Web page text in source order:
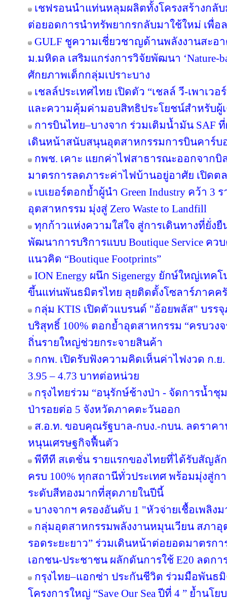
เชฟรอนนำแท่นหลุมผลิตทั้งโครงสร้างกลั
ต่อยอดการนำทรัพยากรกลับมาใช้ใหม่ เพื่อ
GULF ชูความเชี่ยวชาญด้านพลังงานสะอ
ม.มหิดล เสริมแกร่งการวิจัยพัฒนา ‘Nature-
ศักยภาพเด็กกลุ่มเปราะบาง
เชลล์ประเทศไทย เปิดตัว “เชลล์ วี-เพาเว
และความคุ้มค่ามอบสิทธิประโยชน์สำหรับผู้
การบินไทย–บางจาก ร่วมเติมน้ำมัน SAF
เดินหน้าสนับสนุนอุตสาหกรรมการบินคาร์บ
กพช. เคาะ แยกค่าไฟสาธารณะออกจาก
มาตรการลดภาระค่าไฟบ้านอยู่อาศัย เปิดต
เบเยอร์ตอกย้ำผู้นำ Green Industry คว้า 3
อุตสาหกรรม มุ่งสู่ Zero Waste to Landfill
ทุกก้าวแห่งความใส่ใจ สู่การเดินทางที่ยั่ง
พัฒนาการบริการแบบ Boutique Service ค
แนวคิด “Boutique Footprints”
ION Energy ผนึก Sigenergy ยักษ์ใหญ่เท
ขึ้นแท่นพันธมิตรไทย ลุยติดตั้งโซลาร์ภาคครั
กลุ่ม KTIS เปิดตัวแบรนด์ "อ้อยพลัส" บร
บริสุทธิ์ 100% ตอกย้ำอุตสาหกรรม “ครบวง
ถิ่นรายใหญ่ช่วยกระจายสินค้า
กกพ. เปิดรับฟังความคิดเห็นค่าไฟงวด ก.ย.
3.95 – 4.73 บาทต่อหน่วย
กรุงไทยร่วม “อนุรักษ์ช้างป่า - จัดการน้ำ
ป่ารอยต่อ 5 จังหวัดภาคตะวันออก
ส.อ.ท. ขอบคุณรัฐบาล-กบง.-กบน. ลดราค
หนุนเศรษฐกิจฟื้นตัว
พีทีที สเตชั่น รายแรกของไทยที่ได้รับสัญลั
ครบ 100% ทุกสถานีทั่วประเทศ พร้อมมุ่งสู่ก
ระดับสีทองมากที่สุดภายในปีนี้
บางจากฯ ครองอันดับ 1 "หัวจ่ายเชื้อเพลิ
กลุ่มอุตสาหกรรมพลังงานหมุนเวียน สภาอุ
รอดระยะยาว” ร่วมเดินหน้าต่อยอดมาตรก
เอกชน-ประชาชน ผลักดันการใช้ E20 ลดกา
กรุงไทย–แอกซ่า ประกันชีวิต ร่วมมือพันธ
โครงการใหญ่ “Save Our Sea ปีที่ 4 ” ย้ำนโ